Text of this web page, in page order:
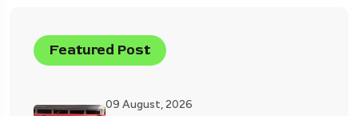
Featured Post
09 August, 2026